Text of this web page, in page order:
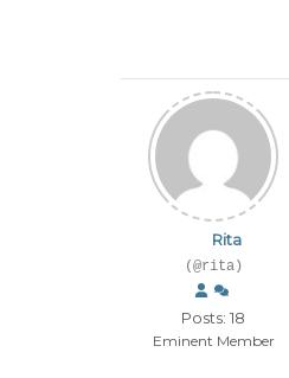
Rita
(@rita)
Posts: 18
Eminent Member